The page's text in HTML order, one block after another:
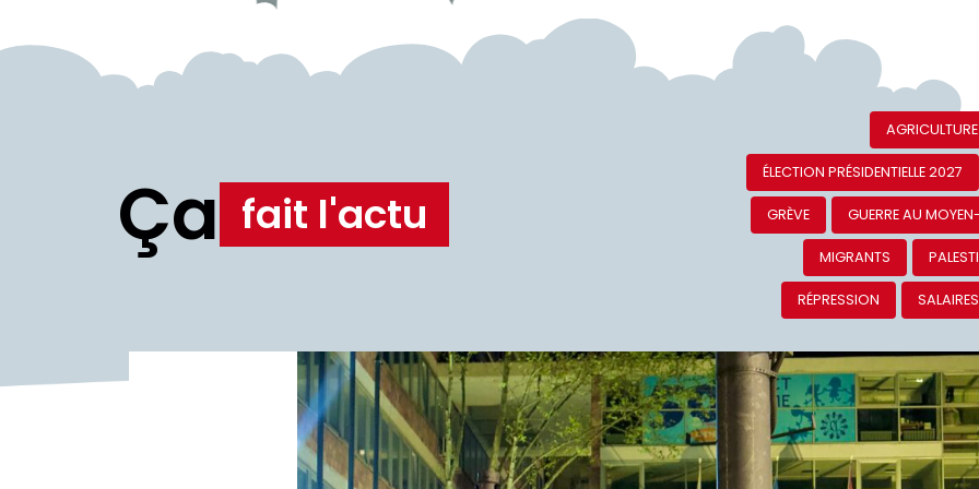
Ça fait l'actu
AGRICULTURE
ÉLECTION PRÉSIDENTIELLE 2027
GRÈVE GUERRE AU
MIGRANTS
RÉPRESSION SALAIRES